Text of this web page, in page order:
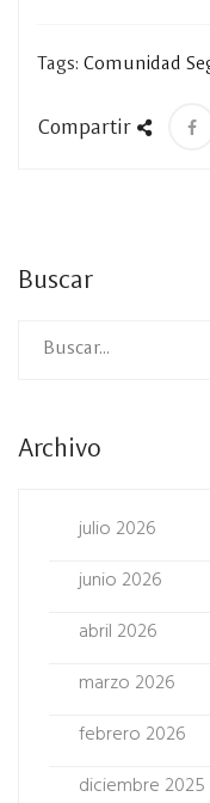
Tags: Comunidad
Compartir
Buscar
Archivo
julio 2026
junio 2026
abril 2026
marzo 2026
febrero 2026
diciembre 2025